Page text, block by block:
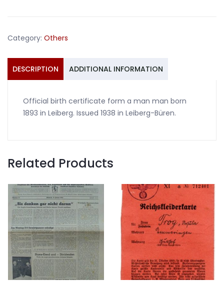
quantity
Category: Others
DESCRIPTION ADDITIONAL INFORMATION
Official birth certificate form a man man born
1893 in Leiberg. Issued 1938 in Leiberg-Büren.
Related Products